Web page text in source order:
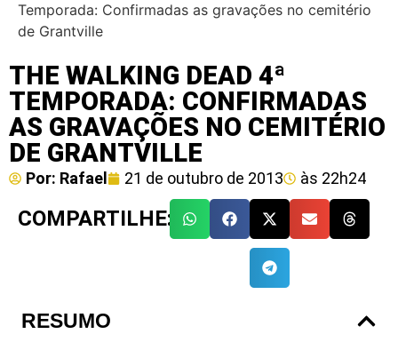
Temporada: Confirmadas as gravações no cemitério
de Grantville
THE WALKING DEAD 4ª
TEMPORADA: CONFIRMADAS
AS GRAVAÇÕES NO CEMITÉRIO
DE GRANTVILLE
Por: Rafael 21 de outubro de 2013 às 22h24
COMPARTILHE:
RESUMO